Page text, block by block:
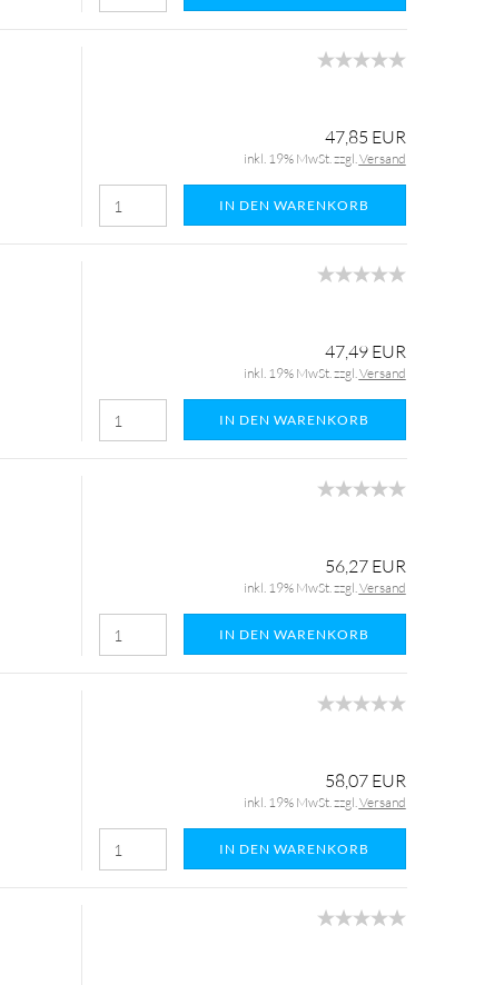
47,85 EUR
inkl. 19% MwSt. zzgl.Versand
IN DEN WARENKORB
47,49 EUR
inkl. 19% MwSt. zzgl.Versand
IN DEN WARENKORB
56,27 EUR
inkl. 19% MwSt. zzgl.Versand
IN DEN WARENKORB
58,07 EUR
inkl. 19% MwSt. zzgl.Versand
IN DEN WARENKORB